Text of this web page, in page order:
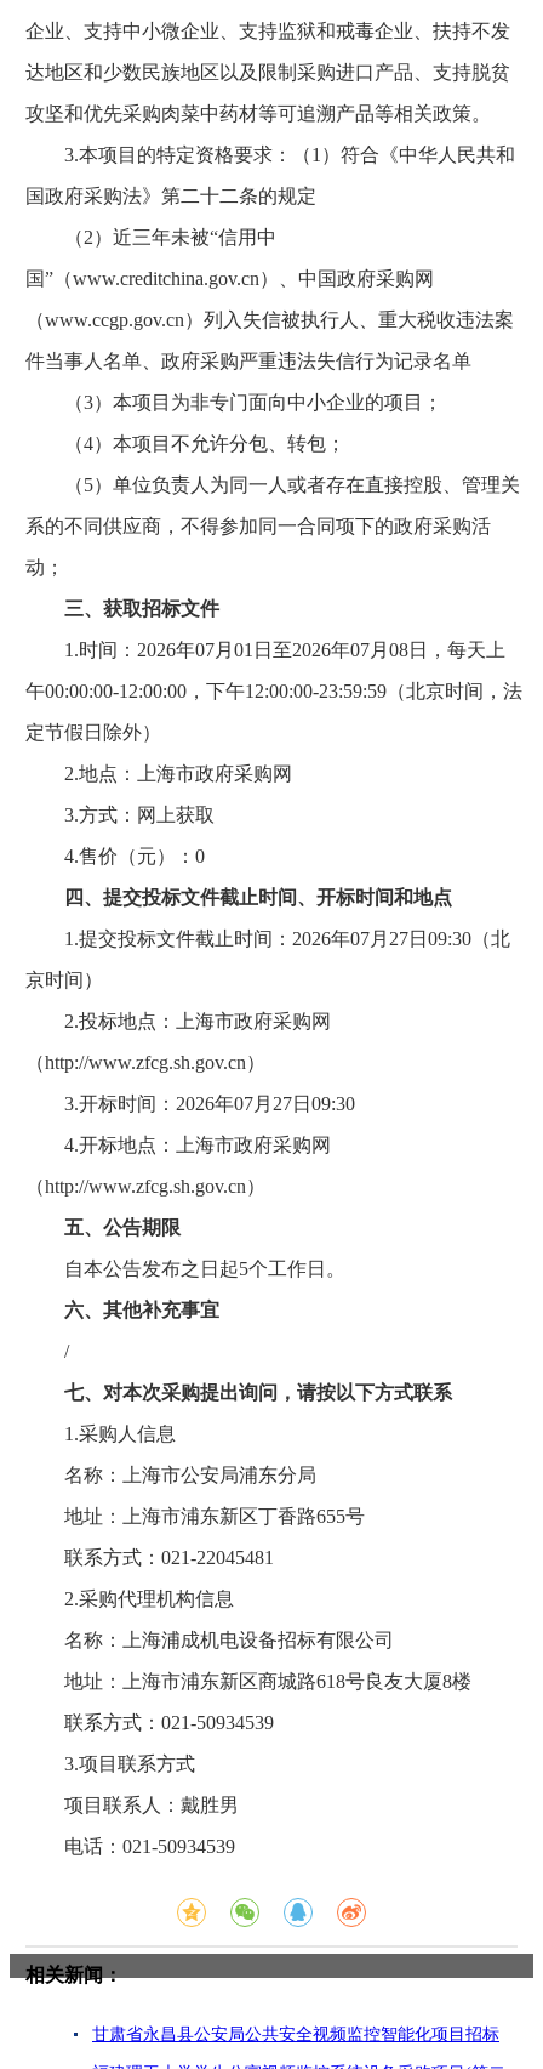
企业、支持中小微企业、支持监狱和戒毒企业、扶持不发
达地区和少数民族地区以及限制采购进口产品、支持脱贫
攻坚和优先采购肉菜中药材等可追溯产品等相关政策。
3.本项目的特定资格要求：（1）符合《中华人民共和
国政府采购法》第二十二条的规定
（2）近三年未被“信用中
国”（www.creditchina.gov.cn）、中国政府采购网
（www.ccgp.gov.cn）列入失信被执行人、重大税收违法案
件当事人名单、政府采购严重违法失信行为记录名单
（3）本项目为非专门面向中小企业的项目；
（4）本项目不允许分包、转包；
（5）单位负责人为同一人或者存在直接控股、管理关
系的不同供应商，不得参加同一合同项下的政府采购活
动；
三、获取招标文件
1.时间：2026年07月01日至2026年07月08日，每天上
午00:00:00-12:00:00，下午12:00:00-23:59:59（北京时间，法
定节假日除外）
2.地点：上海市政府采购网
3.方式：网上获取
4.售价（元）：0
四、提交投标文件截止时间、开标时间和地点
1.提交投标文件截止时间：2026年07月27日09:30（北
京时间）
2.投标地点：上海市政府采购网
（http://www.zfcg.sh.gov.cn）
3.开标时间：2026年07月27日09:30
4.开标地点：上海市政府采购网
（http://www.zfcg.sh.gov.cn）
五、公告期限
自本公告发布之日起5个工作日。
六、其他补充事宜
/
七、对本次采购提出询问，请按以下方式联系
1.采购人信息
名称：上海市公安局浦东分局
地址：上海市浦东新区丁香路655号
联系方式：021-22045481
2.采购代理机构信息
名称：上海浦成机电设备招标有限公司
地址：上海市浦东新区商城路618号良友大厦8楼
联系方式：021-50934539
3.项目联系方式
项目联系人：戴胜男
电话：021-50934539
相关新闻：
甘肃省永昌县公安局公共安全视频监控智能化项目招标